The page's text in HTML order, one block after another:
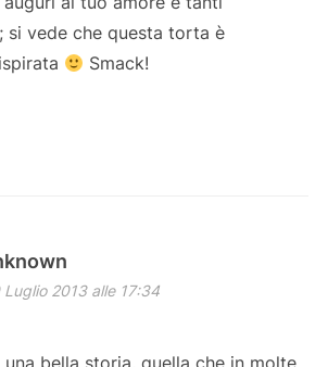
si vede che questa torta è
Smack!
Luglio 2013 alle 17:34